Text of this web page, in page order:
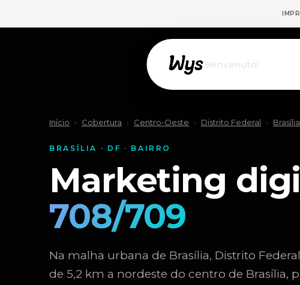
Willkommen!
Início › Cobertura › Centro-Oeste › Distrito Federal › Brasília
BRASÍLIA · DF · BAIRRO
Marketing
708/709
Na malha urbana de Brasília, Distrito
de 5,2 km a nordeste do centro de Brasília,